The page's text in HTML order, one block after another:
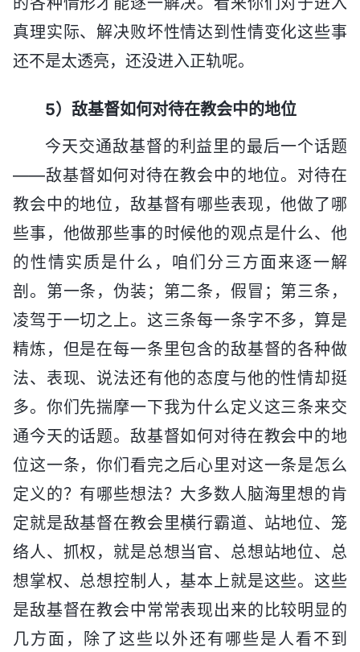
真理实际、解决败坏性情达到性情变化这些事
还不是太透亮，还没进入正轨呢。
5）敌基督如何对待在教会中的地位
今天交通敌基督的利益里的最后一个话题
——敌基督如何对待在教会中的地位。对待在
教会中的地位，敌基督有哪些表现，他做了哪
些事，他做那些事的时候他的观点是什么、他
的性情实质是什么，咱们分三方面来逐一解
剖。第一条，伪装；第二条，假冒；第三条，
凌驾于一切之上。这三条每一条字不多，算是
精炼，但是在每一条里包含的敌基督的各种做
法、表现、说法还有他的态度与他的性情却挺
多。你们先揣摩一下我为什么定义这三条来交
通今天的话题。敌基督如何对待在教会中的地
位这一条，你们看完之后心里对这一条是怎么
定义的？有哪些想法？大多数人脑海里想的肯
定就是敌基督在教会里横行霸道、站地位、笼
络人、抓权，就是总想当官、总想站地位、总
想掌权、总想控制人，基本上就是这些。这些
是敌基督在教会中常常表现出来的比较明显的
几方面，除了这些以外还有哪些是人看不到